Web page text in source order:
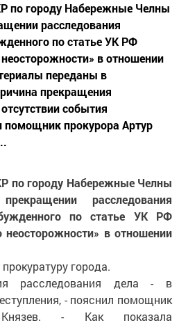
по городу Набережные Челны
расследования
по статье УК РФ
в отношении
переданы в
прекращения
события
помощник прокурора Артур
по городу Набережные Челны
расследования
по статье УК РФ
неосторожности» в отношении
города.
расследования дела - в
- пояснил помощник
- Как показала